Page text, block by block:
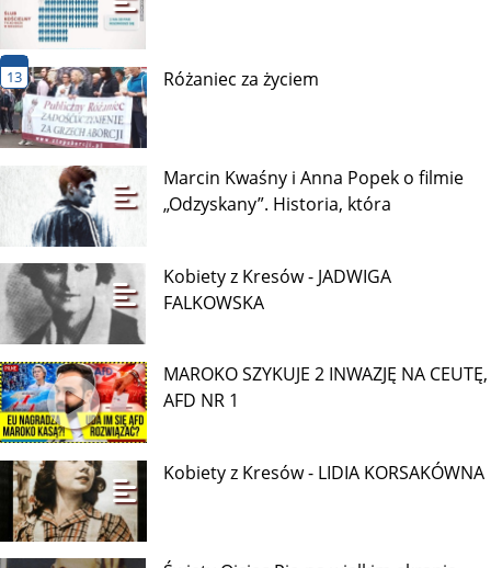
13 Różaniec za życiem
Marcin Kwaśny i Anna Popek o filmie
„Odzyskany”. Historia, która
Kobiety z Kresów - JADWIGA
FALKOWSKA
MAROKO SZYKUJE 2 INWAZJĘ NA CEUTĘ,
AFD NR 1
Kobiety z Kresów - LIDIA KORSAKÓWNA